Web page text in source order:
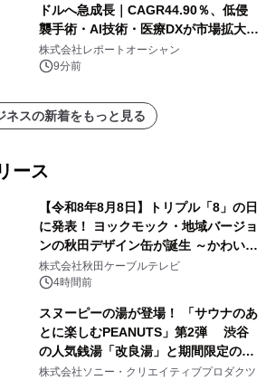
ドルへ急成長｜CAGR44.90％、低侵
襲手術・AI技術・医療DXが市場拡大を
牽引
株式会社レポートオーシャン
9分前
ネスの新着をもっと見る
ース
【令和8年8月8日】トリプル「8」の日
に発表！ ヨックモック・地域バージョ
ンの秋田デザイン缶が誕生 ～かわいい
秋田犬の子犬と秋田の四季と名所を巡
るパッケージ～ 9月1日(火)秋田県内で
株式会社秋田ケーブルテレビ
4時間前
スヌーピーの湯が登場！ 「サウナのあ
とに楽しむPEANUTS」第2弾 渋谷
の人気銭湯「改良湯」と期間限定のコ
ラボレーション サウナイキタイコラ
株式会社ソニー・クリエイティブプロダクツ